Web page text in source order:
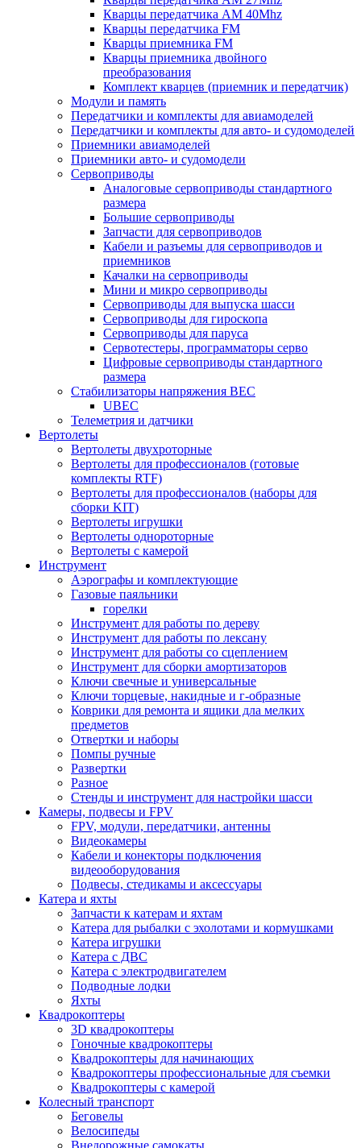
Кварцы передатчика AM 40Mhz
Кварцы передатчика FM
Кварцы приемника FM
Кварцы приемника двойного
преобразования
Комплект кварцев (приемник и передатчик)
Модули и память
Передатчики и комплекты для авиамоделей
Передатчики и комплекты для авто- и судомоделей
Приемники авиамоделей
Приемники авто- и судомодели
Сервоприводы
Аналоговые сервоприводы стандартного
размера
Большие сервоприводы
Запчасти для сервоприводов
Кабели и разъемы для сервоприводов и
приемников
Качалки на сервоприводы
Мини и микро сервоприводы
Сервоприводы для выпуска шасси
Сервоприводы для гироскопа
Сервоприводы для паруса
Сервотестеры, программаторы серво
Цифровые сервоприводы стандартного
размера
Стабилизаторы напряжения BEC
UBEC
Телеметрия и датчики
Вертолеты
Вертолеты двухроторные
Вертолеты для профессионалов (готовые
комплекты RTF)
Вертолеты для профессионалов (наборы для
сборки KIT)
Вертолеты игрушки
Вертолеты однороторные
Вертолеты с камерой
Инструмент
Аэрографы и комплектующие
Газовые паяльники
горелки
Инструмент для работы по дереву
Инструмент для работы по лексану
Инструмент для работы со сцеплением
Инструмент для сборки амортизаторов
Ключи свечные и универсальные
Ключи торцевые, накидные и г-образные
Коврики для ремонта и ящики дла мелких
предметов
Отвертки и наборы
Помпы ручные
Развертки
Разное
Стенды и инструмент для настройки шасси
Камеры, подвесы и FPV
FPV, модули, передатчики, антенны
Видеокамеры
Кабели и конекторы подключения
видеооборудования
Подвесы, стедикамы и аксессуары
Катера и яхты
Запчасти к катерам и яхтам
Катера для рыбалки с эхолотами и кормушками
Катера игрушки
Катера с ДВС
Катера с электродвигателем
Подводные лодки
Яхты
Квадрокоптеры
3D квадрокоптеры
Гоночные квадрокоптеры
Квадрокоптеры для начинающих
Квадрокоптеры профессиональные для съемки
Квадрокоптеры с камерой
Колесный транспорт
Беговелы
Велосипеды
Внедорожные самокаты